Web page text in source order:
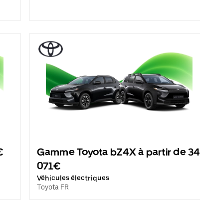
Gamme Toyota bZ4X à partir de 34
071€
Véhicules électriques
Toyota FR